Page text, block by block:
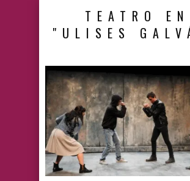
TEATRO EN
"ULISES